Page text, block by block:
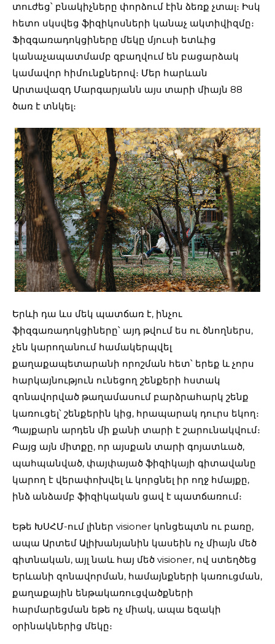
տուժեց՝ բնակիչները փորձում էին ձեռք չտալ։ Իսկ
հետո սկսվեց ֆիզիկոսների կանաչ ակտիվիզմը։
Ֆիզգառադոկցիները մեկը մյուսի ետևից
կանաչապատմամբ զբաղվում են բացարձակ
կամավոր հիմունքներով։ Մեր հարևան
Արտավազդ Մարգարյանն այս տարի միայն 88
ծառ է տնկել։
Երևի դա ևս մեկ պատճառ է, ինչու
ֆիզգառադոկցիները՝ այդ թվում ես ու ծնողներս,
չեն կարողանում համակերպվել
քաղաքապետարանի որոշման հետ՝ երեք և չորս
հարկայնություն ունեցող շենքերի հստակ
զոնավորված թաղամասում բարձրահարկ շենք
կառուցել՝ շենքերին կից, հրապարակ դուրս եկող։
Պայքարն արդեն մի քանի տարի է շարունակվում։
Բայց այն միտքը, որ այսքան տարի գոյատևած,
պահպանված, փայփայած ֆիզիկայի գիտավանը
կարող է վերափոխվել և կորցնել իր ողջ հմայքը,
ինձ անձամբ ֆիզիկական ցավ է պատճառում։
Եթե ԽՍՀՄ-ում լիներ visioner կոնցեպտն ու բառը,
ապա Արտեմ Ալիխանյանին կասեին ոչ միայն մեծ
գիտնական, այլ նաև հայ մեծ visioner, ով ստեղծեց
Երևանի զոնավորման, համայնքների կառուցման,
քաղաքային ենթակառուցվածքների
հարմարեցման եթե ոչ միակ, ապա եզակի
օրինակներից մեկը։